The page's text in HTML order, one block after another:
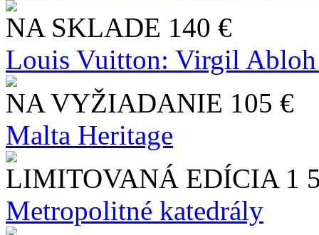
NA SKLADE 140 €
Louis Vuitton: Virgil
NA VYŽIADANIE 105 €
Malta Heritage
LIMITOVANÁ EDÍCIA 1
Metropolitné katedrály